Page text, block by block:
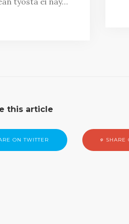
this article
ON TWITTER SHARE